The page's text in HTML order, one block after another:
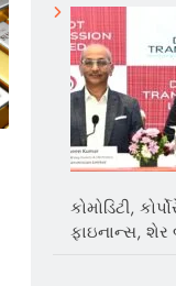
કોમોડિટી,
ફાઇનાન્સ, શેર